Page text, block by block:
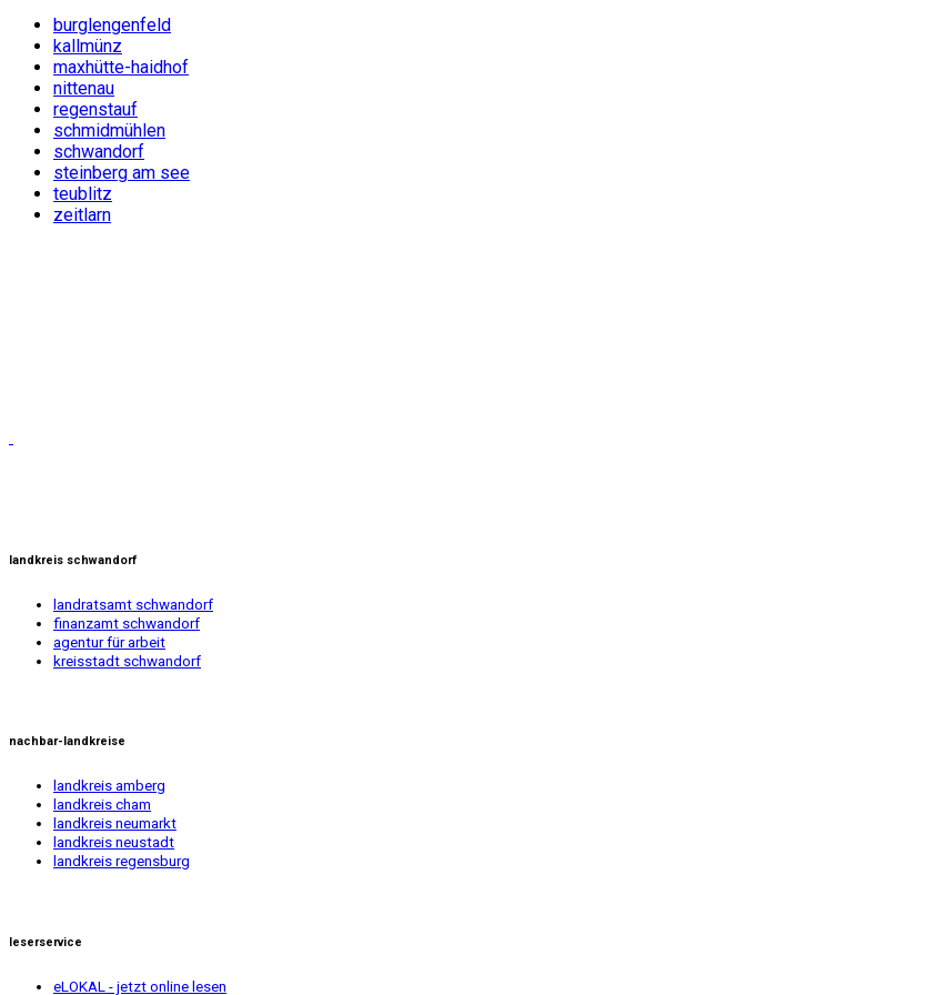
burglengenfeld
kallmünz
maxhütte-haidhof
nittenau
regenstauf
schmidmühlen
schwandorf
steinberg am see
teublitz
zeitlarn
landkreis schwandorf
landratsamt schwandorf
finanzamt schwandorf
agentur für arbeit
kreisstadt schwandorf
nachbar-landkreise
landkreis amberg
landkreis cham
landkreis neumarkt
landkreis neustadt
landkreis regensburg
leserservice
eLOKAL - jetzt online lesen